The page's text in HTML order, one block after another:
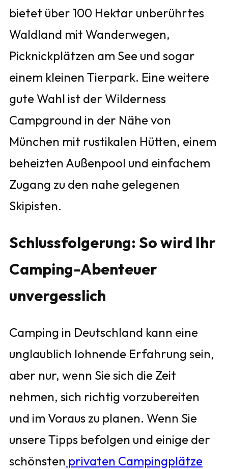
bietet über 100 Hektar unberührtes
Waldland mit Wanderwegen,
Picknickplätzen am See und sogar
einem kleinen Tierpark. Eine weitere
gute Wahl ist der Wilderness
Campground in der Nähe von
München mit rustikalen Hütten, einem
beheizten Außenpool und einfachem
Zugang zu den nahe gelegenen
Skipisten.
Schlussfolgerung: So wird Ihr
Camping-Abenteuer
unvergesslich
Camping in Deutschland kann eine
unglaublich lohnende Erfahrung sein,
aber nur, wenn Sie sich die Zeit
nehmen, sich richtig vorzubereiten
und im Voraus zu planen. Wenn Sie
unsere Tipps befolgen und einige der
schönsten privaten Campingplätze